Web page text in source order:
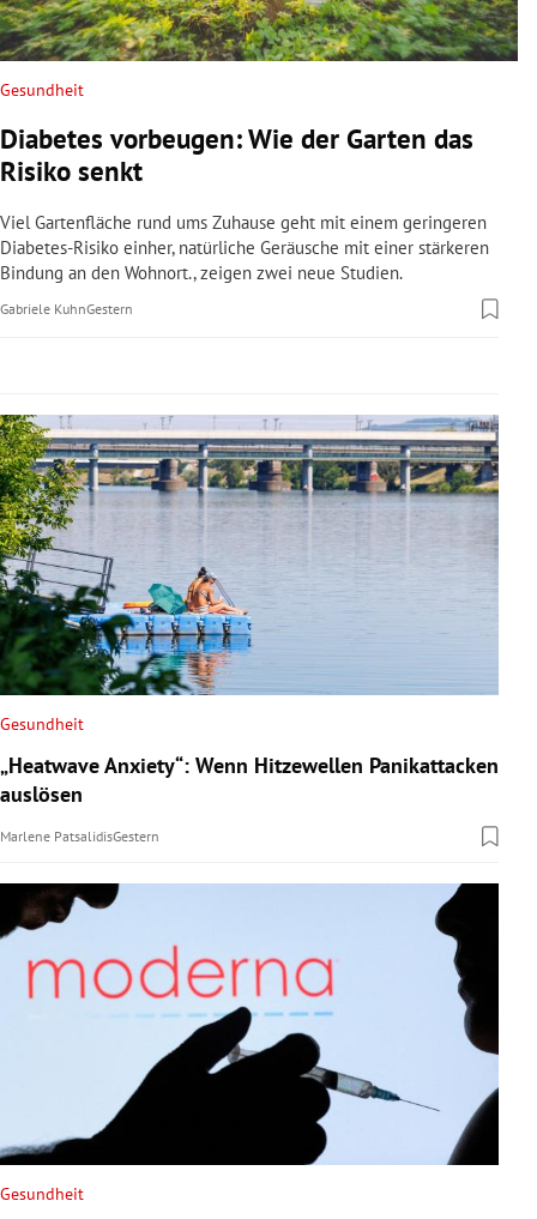
Untermenü
Untermenü
Untermenü
Untermenü
Untermenü
Untermenü
Untermenü
Gesundheit
Diabetes vorbeugen: Wie der Garten das
Risiko senkt
Viel Gartenfläche rund ums Zuhause geht mit einem geringeren
Diabetes-Risiko einher, natürliche Geräusche mit einer stärkeren
Bindung an den Wohnort., zeigen zwei neue Studien.
Gabriele KuhnGestern
Gesundheit
„Heatwave Anxiety“: Wenn Hitzewellen Panikattacken
auslösen
Marlene PatsalidisGestern
Gesundheit